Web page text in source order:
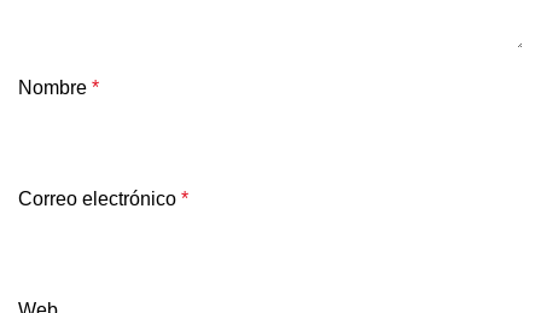
Nombre *
Correo electrónico *